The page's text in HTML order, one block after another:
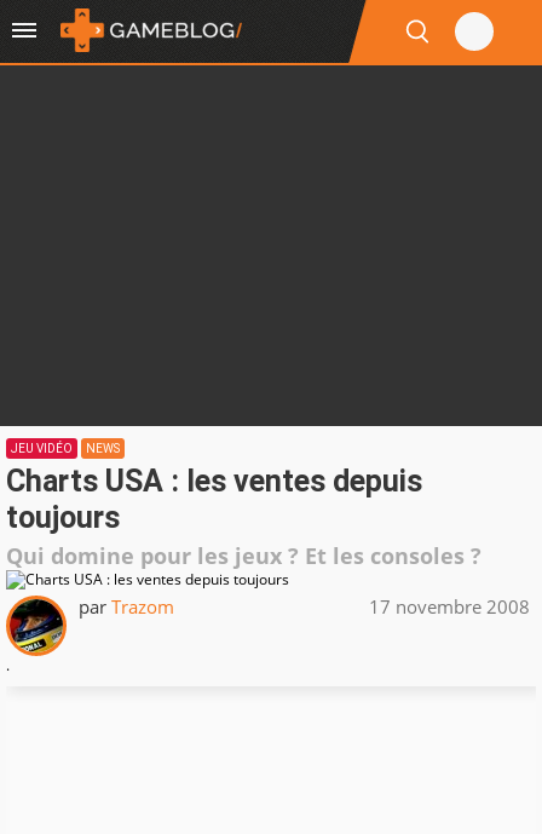
JEU VIDÉO NEWS
Charts USA : les ventes depuis
toujours
Qui domine pour les jeux ? Et les consoles ?
par Trazom 17 novembre 2008
.